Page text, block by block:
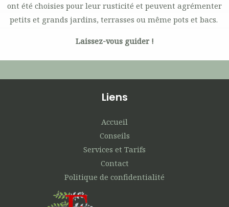
ont été choisies pour leur rusticité et peuvent agrémenter
petits et grands jardins, terrasses ou même pots et bacs.
Laissez-vous guider !
Liens
Accueil
Conseils
Services et Tarifs
Contact
Politique de confidentialité